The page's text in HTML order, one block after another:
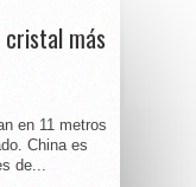
cristal más
en 11 metros
China es
de...